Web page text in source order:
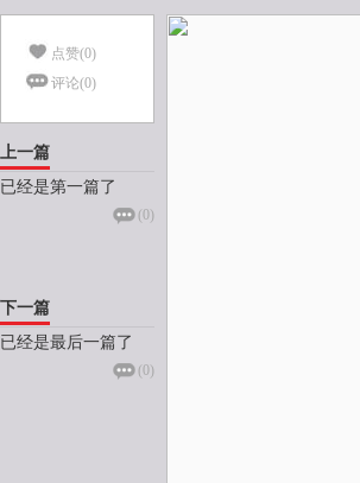
点赞(0)
评论(0)
上一篇
已经是第一篇了
(0)
下一篇
已经是最后一篇了
(0)